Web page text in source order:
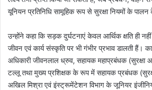
यूनियन प्रतिनिधि सामूहिक रूप से सुरक्षा नियमों के पालन
उन्होंने कहा कि सड़क दुर्घटनाएं केवल आर्थिक क्षति ही नहीं
जीवन एवं कार्य संस्कृति पर भी गंभीर प्रभाव डालती हैं।
अधिकारी जीवनलाल ध्रुव, सहायक महाप्रबंधक (सुरक्षा
टल्लू तथा मुख्य प्रशिक्षक के रूप में सहायक प्रबंधक
अखिल मिश्रा एवं इंस्ट्रूमेंटेशन विभाग के जूनियर